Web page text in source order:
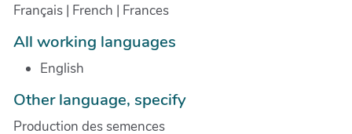
Français | French | Frances
All working languages
English
Other language, specify
Production des semences